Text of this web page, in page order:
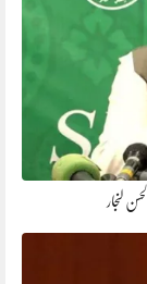
لنجار